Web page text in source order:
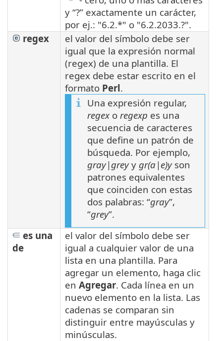
y “?” exactamente un carácter,
por ej.: "6.2.*" o "6.2.2033.?".
regex
el valor del símbolo debe ser
igual que la expresión normal
(regex) de una plantilla. El
regex debe estar escrito en el
formato Perl.
Una expresión regular,
regexo regexp es una
secuencia de caracteres
que define un patrón de
búsqueda. Por ejemplo,
gray|greyy gr(a|e)yson
patrones equivalentes
que coinciden con estas
dos palabras: “gray”,
“grey”.
es una
de
el valor del símbolo debe ser
igual a cualquier valor de una
lista en una plantilla. Para
agregar un elemento, haga clic
en Agregar. Cada línea en un
nuevo elemento en la lista. Las
cadenas se comparan sin
distinguir entre mayúsculas y
minúsculas.